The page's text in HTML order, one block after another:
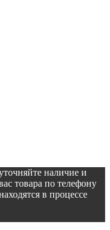
наличие и
товара по телефону
в процессе